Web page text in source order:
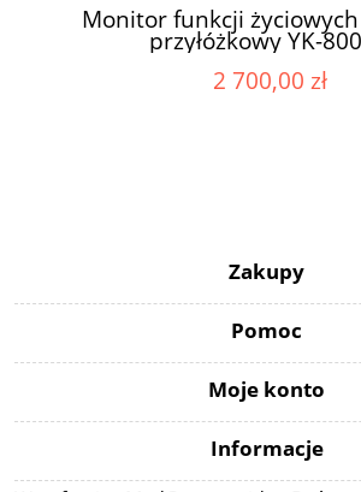
Monitor funkcji
przyłóżkowy YK-
2 700,00 zł
Zakupy
Pomoc
Moje konto
Informacje